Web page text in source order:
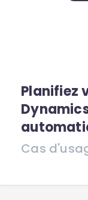
Planifiez
Cas